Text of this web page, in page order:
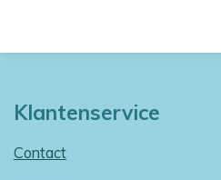
Klantenservice
Contact